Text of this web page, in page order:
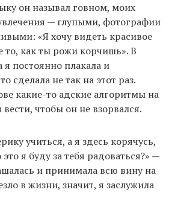
он называл говном, моих
— глупыми, фотографии
«Я хочу видеть красивое
как ты рожи корчишь». В
постоянно плакала и
сделала не так на этот раз.
какие-то адские алгоритмы на
чтобы он не взорвался.
учиться, а я здесь корячусь,
я буду за тебя радоваться?» —
и принимала всю вину на
в жизни, значит, я заслужила